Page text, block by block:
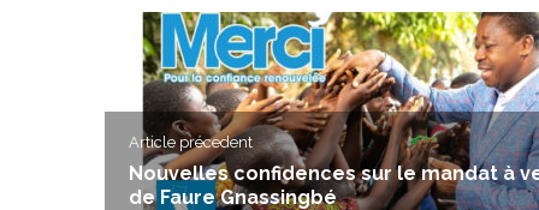
Article précedent
Nouvelles confidences sur le mandat à
de Faure Gnassingbé